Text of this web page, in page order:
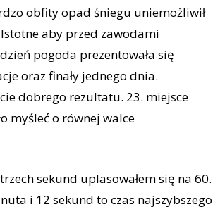
obfity opad śniegu uniemożliwił
aby przed zawodami
pogoda prezentowała się
oraz finały jednego dnia.
dobrego rezultatu. 23. miejsce
myśleć o równej walce
sekund uplasowałem się na 60.
i 12 sekund to czas najszybszego